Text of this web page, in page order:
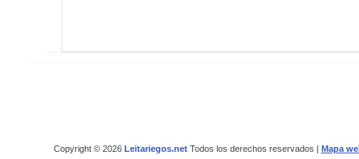
Copyright © 2026 Leitariegos.netTodos los derechos reservados | Mapa